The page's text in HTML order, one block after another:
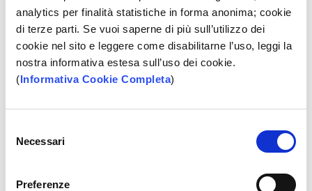
analytics per finalità statistiche in forma anonima; cookie
di terze parti. Se vuoi saperne di più sull’utilizzo dei
cookie nel sito e leggere come disabilitarne l’uso, leggi la
nostra informativa estesa sull’uso dei cookie.
(Informativa Cookie Completa)
delNecessari
Preferenze
operazioni illimitate e condizioni agevolate.
Trasferire il tuo conto non è mai stato così semplice!
Pensiamo noi alle pratiche amministrative: